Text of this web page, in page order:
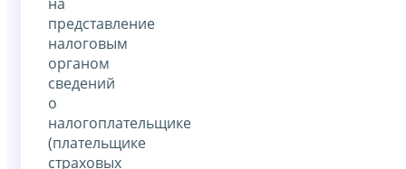
представление
налоговым
органом
сведений
о
налогоплательщике
(плательщике
страховых